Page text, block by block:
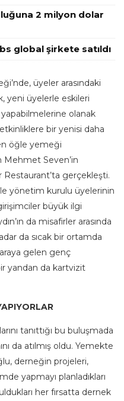
2 milyon dolar
global şirkete satıldı
üyeler arasındaki
yeni üyelerle eskileri
olanak
bir yenisi daha
öğle yemeği
Seven’in
Restaurant’ta gerçekleşti.
yönetim kurulu üyelerinin
büyük ilgi
da misafirler arasında
da sıcak bir ortamda
gelen genç
yandan da kartvizit
tanıttığı bu buluşmada
da atılmış oldu. Yemekte
derneğin projeleri,
yapmayı planladıkları
her fırsatta dernek